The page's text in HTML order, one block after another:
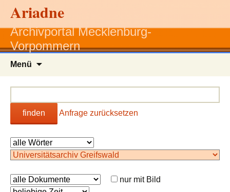
Ariadne
Archivportal Mecklenburg-
Vorpommern
Menü
finden Anfrage zurücksetzen
nur mit Bild